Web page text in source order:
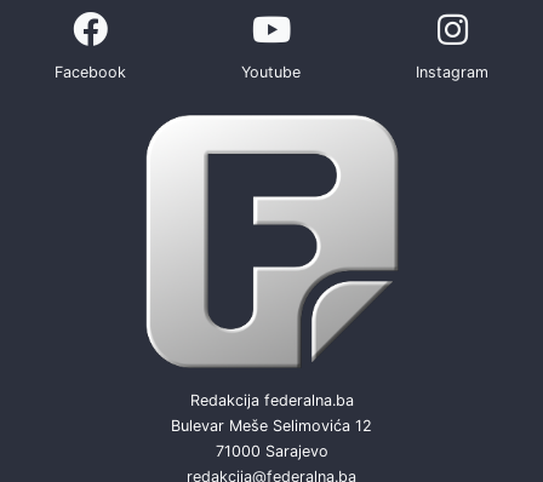
Facebook Youtube Instagram
Redakcija federalna.ba
Bulevar Meše Selimovića 12
71000 Sarajevo
redakcija@federalna.ba